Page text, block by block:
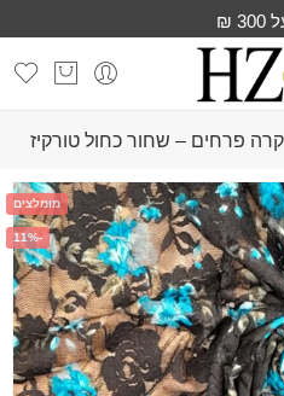
₪
פרחים – שחור כחול טורקיז
מומלצים
-11%